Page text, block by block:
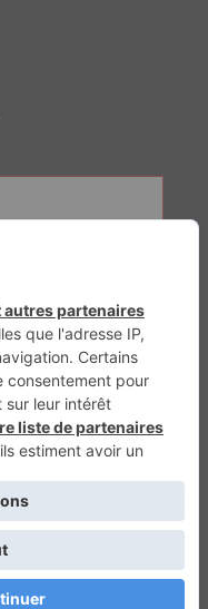
VTTAE.fr FullAttack